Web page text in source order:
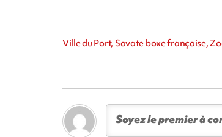
Ville du Port, Savate boxe française,